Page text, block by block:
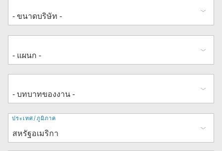
ที่
อยู่
ประเทศ/ภูมิภาค